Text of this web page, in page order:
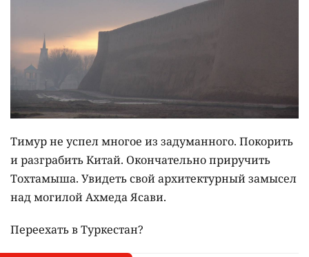
Тимур не успел многое из задуманного. Покорить
и разграбить Китай. Окончательно приручить
Тохтамыша. Увидеть свой архитектурный замысел
над могилой Ахмеда Ясави.
Переехать в Туркестан?